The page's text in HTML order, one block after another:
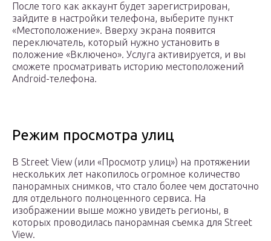
После того как аккаунт будет зарегистрирован,
зайдите в настройки телефона, выберите пункт
«Местоположение». Вверху экрана появится
переключатель, который нужно установить в
положение «Включено». Услуга активируется, и вы
сможете просматривать историю местоположений
Android-телефона.
Режим просмотра улиц
В Street View (или «Просмотр улиц») на протяжении
нескольких лет накопилось огромное количество
панорамных снимков, что стало более чем достаточно
для отдельного полноценного сервиса. На
изображении выше можно увидеть регионы, в
которых проводилась панорамная съемка для Street
View.